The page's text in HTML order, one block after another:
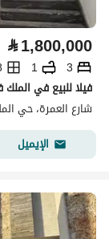
⃁1,800,000
3
1
فيلا للبيع في
شارع العمرة، حي
الإيميل